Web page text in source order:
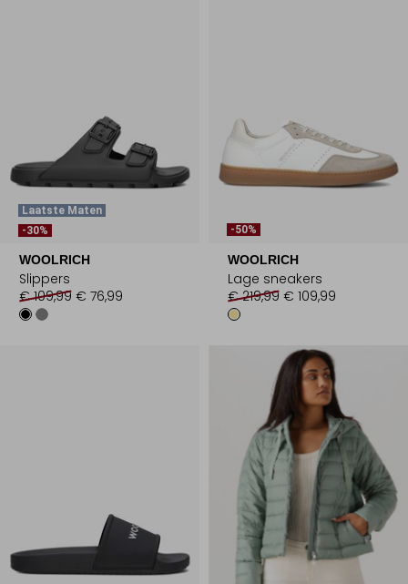
Laatste Maten
-30%
WOOLRICH
Slippers
€ 109,99 € 76,99
-50%
WOOLRICH
Lage sneakers
€ 219,99 € 109,99